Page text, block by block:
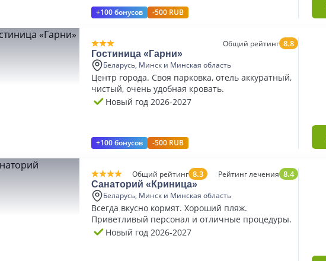
+100 бонусов -500 RUB
Общий рейтинг 8.8
Гостиница «Гарни»
Беларусь, Минск и Минская область
Центр города. Своя парковка, отель аккуратный,
чистый, очень удобная кровать.
Новый год 2026-2027
+100 бонусов -500 RUB
Общий рейтинг 8.3 Рейтинг лечения 8.4
Санаторий «Криница»
Беларусь, Минск и Минская область
Всегда вкусно кормят. Хороший пляж.
Приветливый персонал и отличные процедуры.
Новый год 2026-2027